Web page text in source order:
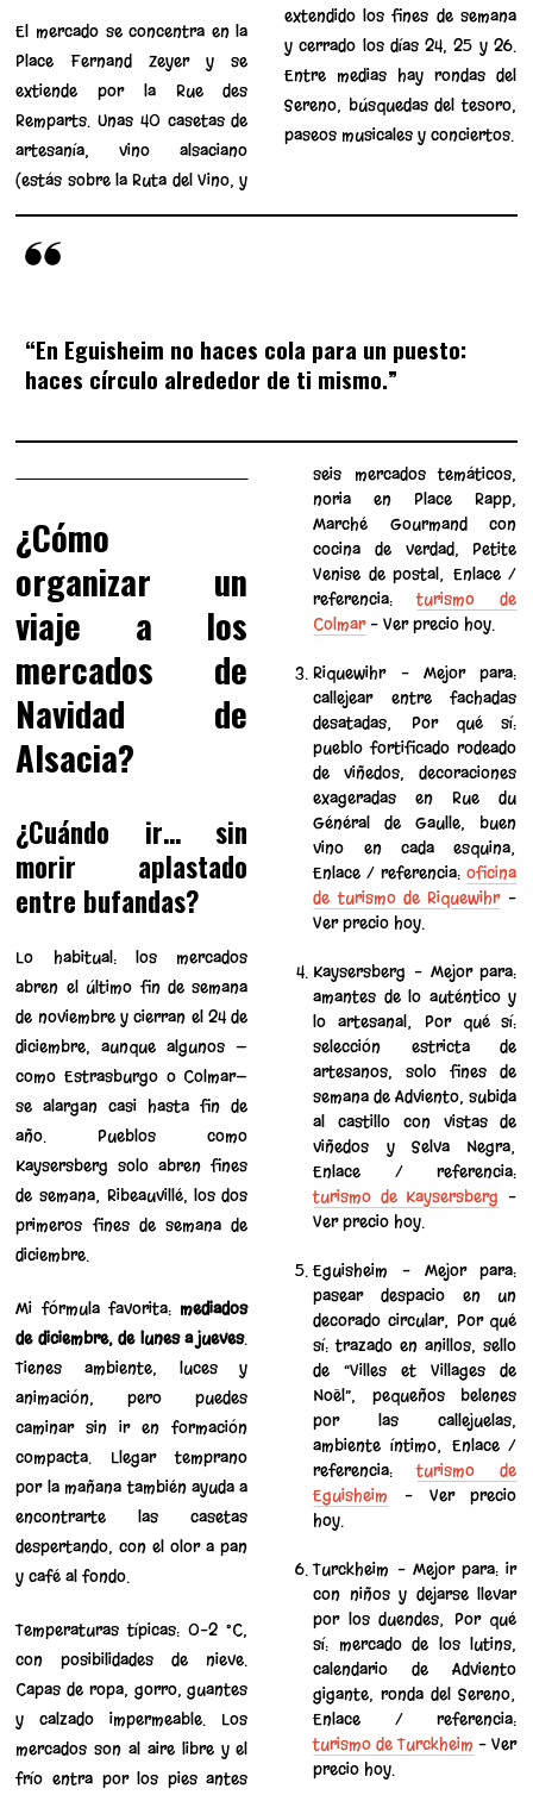
El mercado se concentra en la
Place Fernand Zeyer y se
extiende por la Rue des
Remparts. Unas 40 casetas de
artesanía, vino alsaciano
(estás sobre la Ruta del Vino, y
extendido los fines de semana
y cerrado los días 24, 25 y 26.
Entre medias hay rondas del
Sereno, búsquedas del tesoro,
paseos musicales y conciertos.
“En Eguisheim no haces cola para un puesto:
haces círculo alrededor de ti mismo.”
¿Cómo
organizar un
viaje a los
mercados de
Navidad de
Alsacia?
¿Cuándo ir… sin
morir aplastado
entre bufandas?
Lo habitual: los mercados
abren el último fin de semana
de noviembre y cierran el 24 de
diciembre, aunque algunos —
como Estrasburgo o Colmar—
se alargan casi hasta fin de
año. Pueblos como
Kaysersberg solo abren fines
de semana; Ribeauvillé, los dos
primeros fines de semana de
diciembre.
Mi fórmula favorita: mediados
de diciembre, de lunes a jueves.
Tienes ambiente, luces y
animación, pero puedes
caminar sin ir en formación
compacta. Llegar temprano
por la mañana también ayuda a
encontrarte las casetas
despertando, con el olor a pan
y café al fondo.
Temperaturas típicas: 0–2 °C,
con posibilidades de nieve.
Capas de ropa, gorro, guantes
y calzado impermeable. Los
mercados son al aire libre y el
frío entra por los pies antes
seis mercados temáticos,
noria en Place Rapp,
Marché Gourmand con
cocina de verdad, Petite
Venise de postal; Enlace /
referencia:turismo de
Colmar– Ver precio hoy.
Riquewihr – Mejor para:
callejear entre fachadas
desatadas; Por qué sí:
pueblo fortificado rodeado
de viñedos, decoraciones
exageradas en Rue du
Général de Gaulle, buen
vino en cada esquina;
Enlace / referencia:oficina
de turismo de Riquewihr–
Ver precio hoy.
Kaysersberg – Mejor para:
amantes de lo auténtico y
lo artesanal; Por qué sí:
selección estricta de
artesanos, solo fines de
semana de Adviento, subida
al castillo con vistas de
viñedos y Selva Negra;
Enlace / referencia:
turismo de Kaysersberg –
Ver precio hoy.
Eguisheim – Mejor para:
pasear despacio en un
decorado circular; Por qué
sí: trazado en anillos, sello
de “Villes et Villages de
Noël”, pequeños belenes
por las callejuelas,
ambiente íntimo; Enlace /
referencia:turismo de
Eguisheim – Ver precio
hoy.
Turckheim – Mejor para: ir
con niños y dejarse llevar
por los duendes; Por qué
sí: mercado de los lutins,
calendario de Adviento
gigante, ronda del Sereno;
Enlace / referencia:
turismo de Turckheim – Ver
precio hoy.